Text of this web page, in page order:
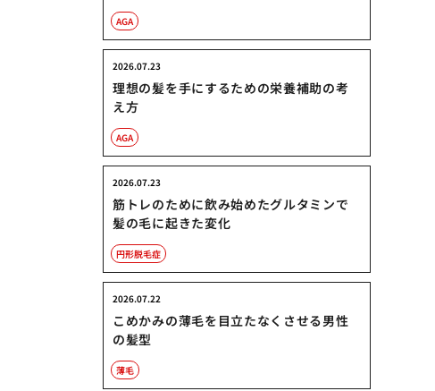
AGA
理想の髪を手にするための栄養補助の考
え方
2026.07.23
AGA
筋トレのために飲み始めたグルタミンで
髪の毛に起きた変化
2026.07.23
円形脱毛症
こめかみの薄毛を目立たなくさせる男性
の髪型
2026.07.22
薄毛